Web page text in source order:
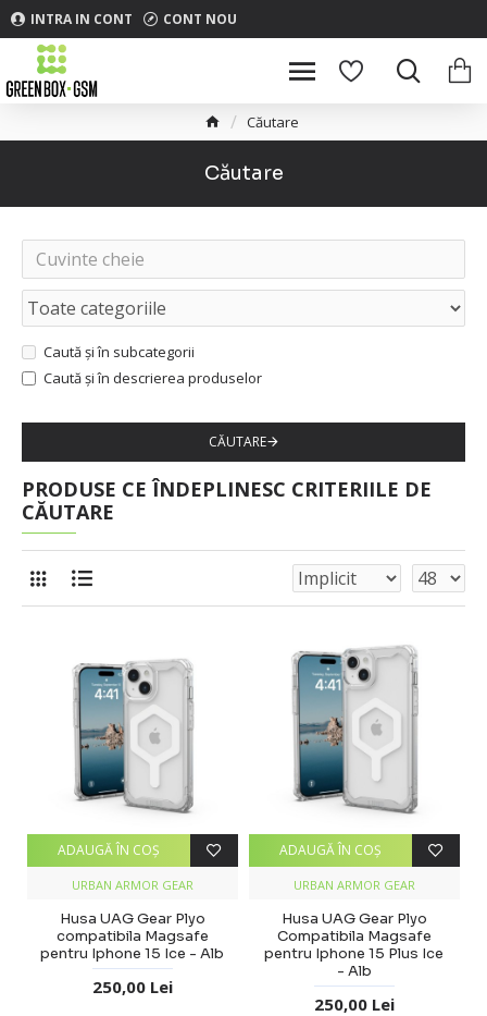
INTRA IN CONT CONT NOU
Căutare
Căutare
Caută și în subcategorii
Caută și în descrierea produselor
CĂUTARE
PRODUSE CE ÎNDEPLINESC CRITERIILE DE
CĂUTARE
URBAN ARMOR GEAR
Husa UAG Gear Plyo
compatibila Magsafe
pentru Iphone 15 Ice - Alb
250,00 Lei
ADAUGĂ ÎN COŞ
URBAN ARMOR GEAR
Husa UAG Gear Plyo
Compatibila Magsafe
pentru Iphone 15 Plus Ice
- Alb
250,00 Lei
ADAUGĂ ÎN COŞ